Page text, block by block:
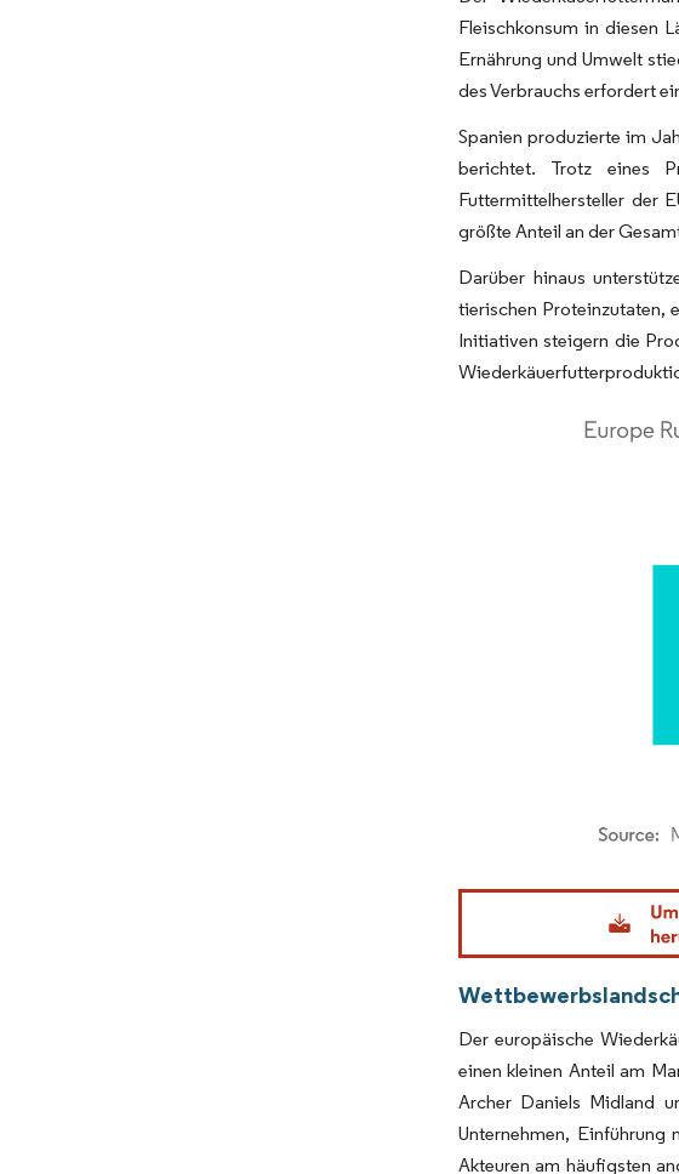
Fleischkonsum in diesen
Ernährung und Umwelt
des Verbrauchs erfordert
Spanien produzierte im
berichtet. Trotz eines
Futtermittelhersteller der
größte Anteil an der
Darüber hinaus
tierischen Proteinzutaten,
Initiativen steigern die
Bild © Mordor Intelligence.
Der europäische
einen kleinen Anteil am
Archer Daniels Midland
Unternehmen,
Akteuren am häufigsten